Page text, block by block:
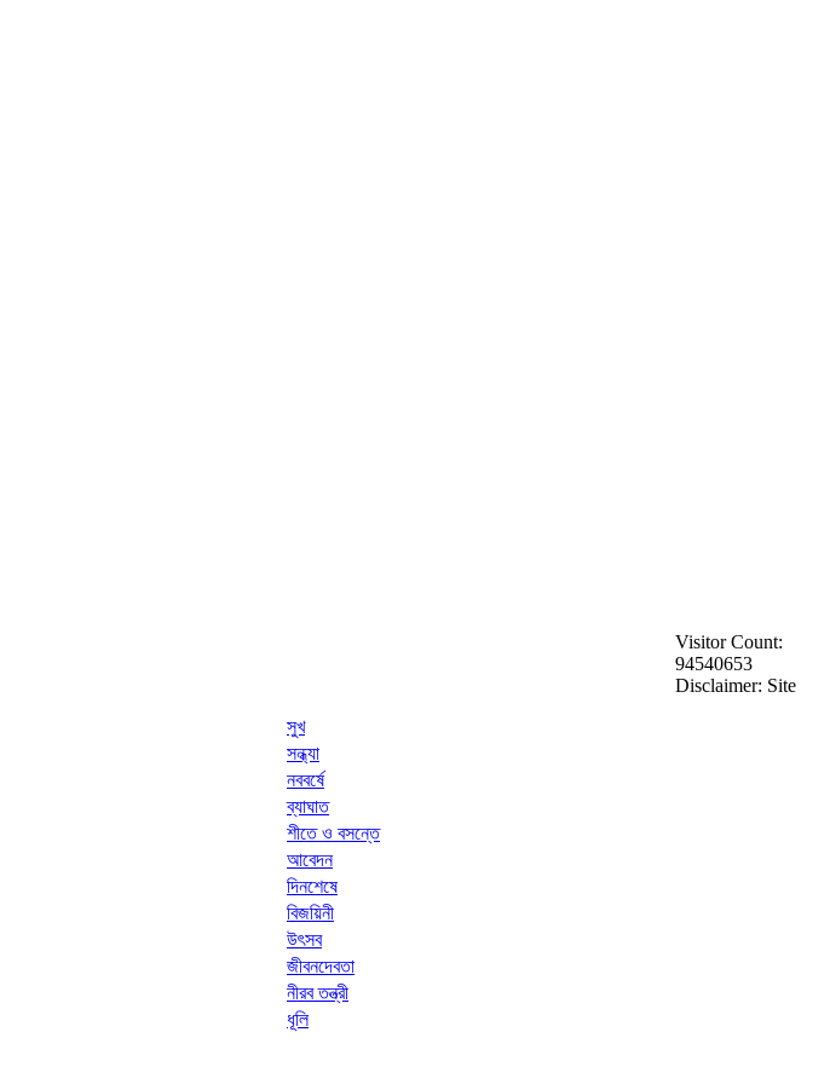
সুখ
সন্ধ্যা
নববর্ষে
ব্যাঘাত
শীতে ও বসন্তে
আবেদন
দিনশেষে
বিজয়িনী
উৎসব
জীবনদেবতা
নীরব তন্ত্রী
ধূলি
Visitor Count:
94540653
Disclaimer: Site